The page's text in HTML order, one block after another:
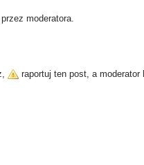
moderatora.
raportuj ten post, a moderator